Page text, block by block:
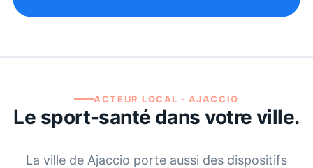
ACTEUR LOCAL · AJACCIO
Le sport-santé dans votre ville.
La ville de Ajaccio porte aussi des dispositifs